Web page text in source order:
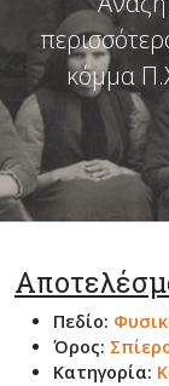
κόμμα
Πεδίο:
Όρος:
Κατηγορία: